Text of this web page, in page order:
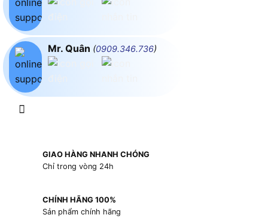
Mr. Quân (0909.346.736)
GIAO HÀNG NHANH CHÓNG
Chỉ trong vòng 24h
CHÍNH HÃNG 100%
Sản phẩm chính hãng